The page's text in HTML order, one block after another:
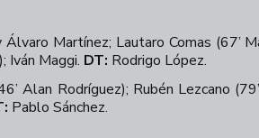
Martínez; Lautaro Comas (67’
Iván Maggi. DT: Rodrigo López.
Alan Rodríguez); Rubén Lezcano
Pablo Sánchez.